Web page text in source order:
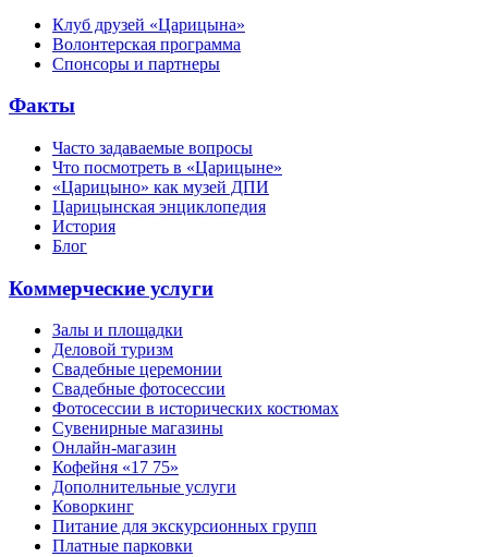
Клуб друзей «Царицына»
Волонтерская программа
Спонсоры и партнеры
Факты
Часто задаваемые вопросы
Что посмотреть в «Царицыне»
«Царицыно» как музей ДПИ
Царицынская энциклопедия
История
Блог
Коммерческие услуги
Залы и площадки
Деловой туризм
Свадебные церемонии
Свадебные фотосессии
Фотосессии в исторических костюмах
Сувенирные магазины
Онлайн-магазин
Кофейня «17 75»
Дополнительные услуги
Коворкинг
Питание для экскурсионных групп
Платные парковки